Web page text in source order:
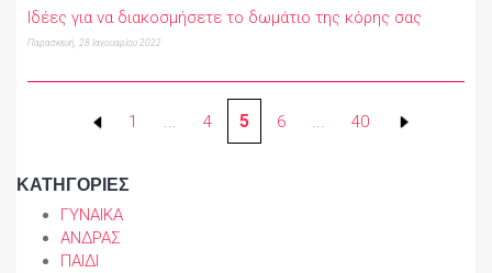
Ιδέες για να διακοσμήσετε το δωμάτιο της κόρης σας
Παρασκευή, 28 Ιανουαρίου 2022
1 ... 4 5 6 ... 40
ΚΑΤΗΓΟΡΙΕΣ
ΓΥΝΑΙΚΑ
ΑΝΔΡΑΣ
ΠΑΙΔΙ